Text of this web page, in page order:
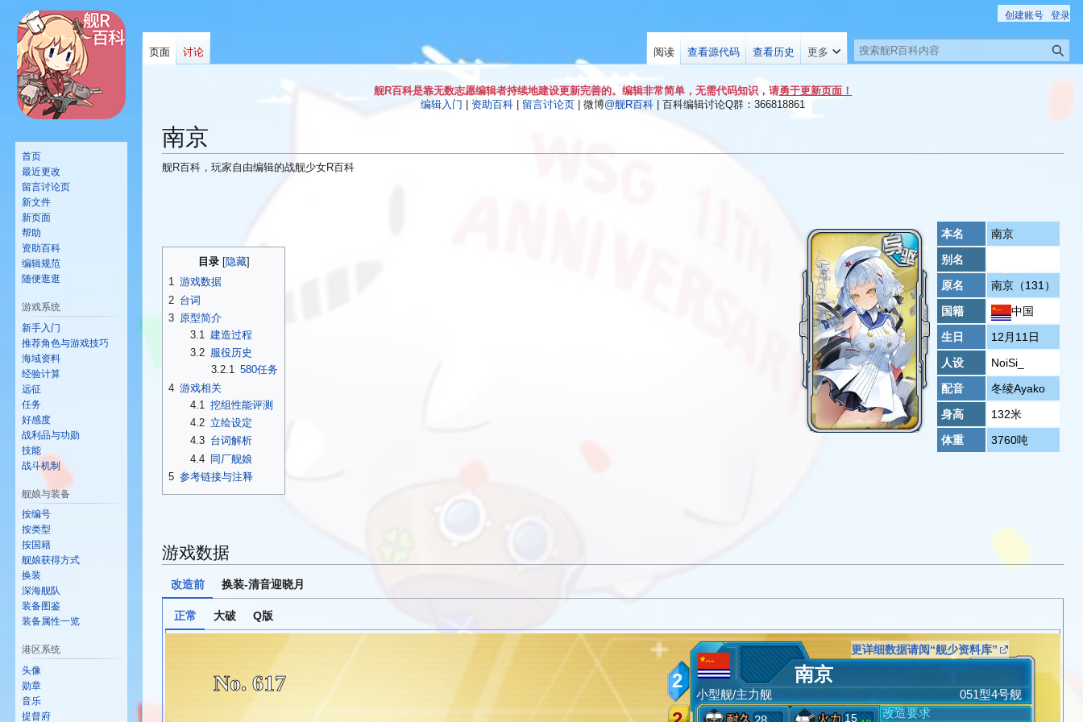
舰R百科是靠无数志愿编辑者持续地建设更新完善的。编辑非常简单，无需代码知识，请勇于更新页面！
编辑入门
资助百科 留言讨论页 | 微博@舰R百科 | 百科编辑讨论Q群：366818861
南京
舰R百科，玩家自由编辑的战舰少女R百科
导
搜
本名
南京
别名
原名
南京（131）
国籍
中国
生日
12月11日
人设
NoiSi_
配音
冬绫Ayako
身高
132米
体重
3760吨
目录
1 游戏数据
2 台词
3 原型简介
3.1
建造过程
3.2 服役历史
3.2.1 580任务
4 游戏相关
4.1 挖组性能评测
4.2 立绘设定
4.3 台词解析
4.4 同厂舰娘
5 参考链接与注释
游戏数据
改造前 换装-清音迎晓月
正常 大破 Q版
No. 617
更详细数据请阅“舰少资料库”
南京
2
051型4号舰
小型舰/主力舰
15 改造要求
创建账号 登录
页面 讨论 阅读 查看源代码 查看历史 更多
搜
索
首页
最近更改
留言讨论页
新文件
新页面
帮助
资助百科
编辑规范
随便逛逛
游戏系统
新手入门
推荐角色与游戏技巧
海域资料
经验计算
远征
任务
好感度
战利品与功勋
技能
战斗机制
舰娘与装备
按编号
按类型
按国籍
舰娘获得方式
换装
深海舰队
装备图鉴
装备属性一览
港区系统
头像
勋章
音乐
提督府